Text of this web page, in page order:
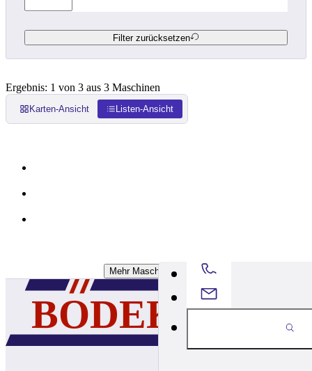
Filter zurücksetzen
Ergebnis: 1 von 3 aus 3 Maschinen
Karten-Ansicht Listen-Ansicht
Mehr Maschinen Laden